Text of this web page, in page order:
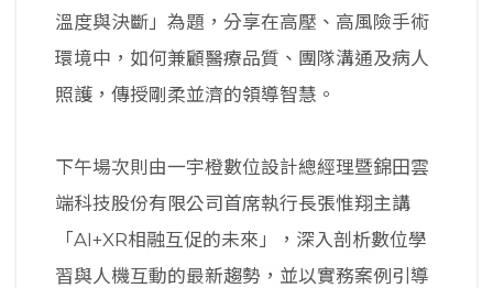
溫度與決斷」為題，分享在高壓、高風險手術
環境中，如何兼顧醫療品質、團隊溝通及病人
照護，傳授剛柔並濟的領導智慧。
下午場次則由一宇橙數位設計總經理暨錦田雲
端科技股份有限公司首席執行長張惟翔主講
「AI+XR相融互促的未來」，深入剖析數位學
習與人機互動的最新趨勢，並以實務案例引導